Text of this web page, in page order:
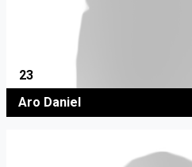
23
Aro Daniel